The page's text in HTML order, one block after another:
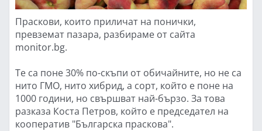
Праскови, които приличат на понички,
превземат пазара, разбираме от сайта
monitor.bg.
Те са поне 30% по-скъпи от обичайните, но не са
нито ГМО, нито хибрид, а сорт, който е поне на
1000 години, но свършват най-бързо. За това
разказа Коста Петров, който е председател на
кооператив "Българска праскова".